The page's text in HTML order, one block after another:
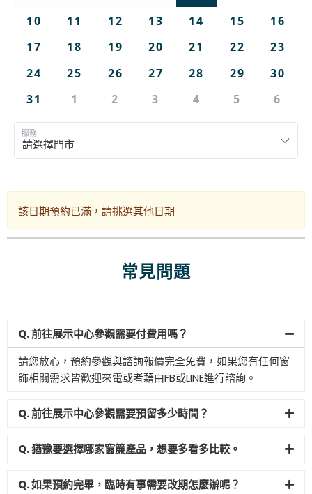
10
11 12 13 14 15
16
17
18 19 20 21 22
23
24
25 26 27 28 29
30
31
1 2 3 4 5 6
服務
該日期預約已滿，請挑選其他日期
常見問題
Q. 前往展示中心參觀需要付費用嗎？
請您放心，預約參觀與諮詢報價完全免費，如果您有任何窗
飾相關需求皆歡迎來電或者藉由FB或LINE進行諮詢。
Q. 前往展示中心參觀需要預留多少時間？
Q. 猶豫要選擇哪家窗簾產品，想要多看多比較。
Q. 如果預約完畢，臨時有事需要改期怎麼辦呢？